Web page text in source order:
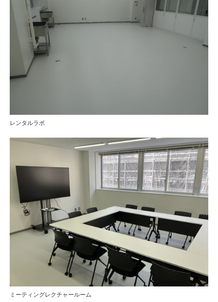
レンタルラボ
ミーティングレクチャールーム